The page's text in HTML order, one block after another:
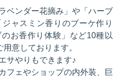
ベンダー花摘み」や「ハーブ
ャスミン香りのブーケ作り
のお香作り体験」など10種以
意しております。
サやりもできます♪
フェやショップの内外装、巨